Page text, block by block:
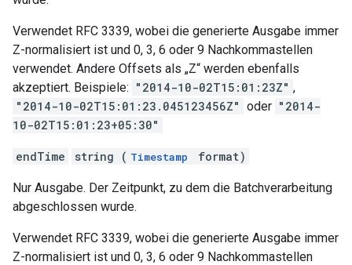
Verwendet RFC 3339, wobei die generierte Ausgabe immer
Z-normalisiert ist und 0, 3, 6 oder 9 Nachkommastellen
verwendet. Andere Offsets als „Z“ werden ebenfalls
akzeptiert. Beispiele: "2014-10-02T15:01:23Z" ,
"2014-10-02T15:01:23.045123456Z" oder "2014-
10-02T15:01:23+05:30"
endTime string ( Timestamp format)
Nur Ausgabe. Der Zeitpunkt, zu dem die Batchverarbeitung
abgeschlossen wurde.
Verwendet RFC 3339, wobei die generierte Ausgabe immer
Z-normalisiert ist und 0, 3, 6 oder 9 Nachkommastellen